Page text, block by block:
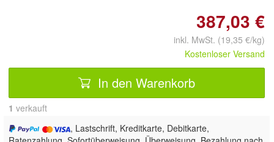
387,03 €
inkl. MwSt. (19,35 €/kg)
Kostenloser Versand
In den Warenkorb
1 verkauft
, Lastschrift, Kreditkarte, Debitkarte,